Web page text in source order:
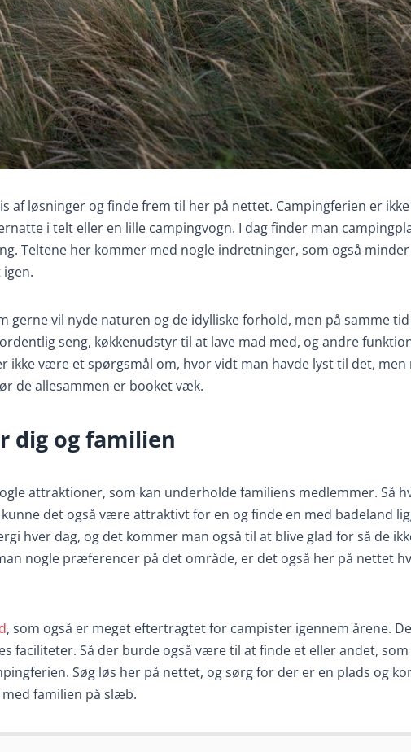
af løsninger og finde frem til her på nettet. Campingferien er
i telt eller en lille campingvogn. I dag finder man
Teltene her kommer med nogle indretninger, som også
gerne vil nyde naturen og de idylliske forhold, men på samme
seng, køkkenudstyr til at lave mad med, og andre
ikke være et spørgsmål om, hvor vidt man havde lyst til det, men
de allesammen er booket væk.
dig og familien
attraktioner, som kan underholde familiens medlemmer. Så
det også være attraktivt for en og finde en med badeland
hver dag, og det kommer man også til at blive glad for så de
nogle præferencer på det område, er det også her på nettet
, som også er meget eftertragtet for campister igennem årene.
faciliteter. Så der burde også være til at finde et eller andet,
Søg løs her på nettet, og sørg for der er en plads og
familien på slæb.